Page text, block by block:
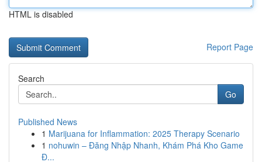
HTML is disabled
Report Page
Search
Go
Published News
1 Marijuana for Inflammation: 2025 Therapy Scenario
1 nohuwin – Đăng Nhập Nhanh, Khám Phá Kho Game
Đ...